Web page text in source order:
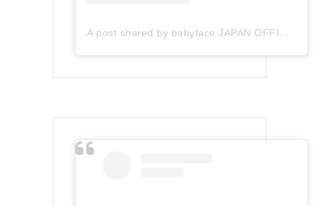
A post shared by babyface JAPAN OFFICIAL (@babyface_japan)